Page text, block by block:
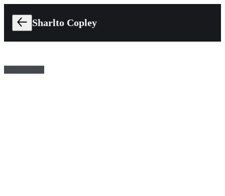
Sharlto Copley